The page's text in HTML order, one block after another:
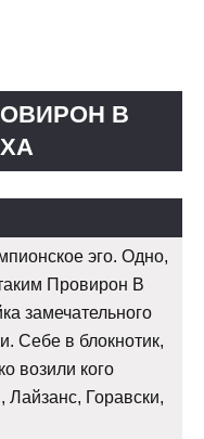
В
эго. Одно,
Провирон В
замечательного
Себе в блокнотик,
возили кого
Горавски,